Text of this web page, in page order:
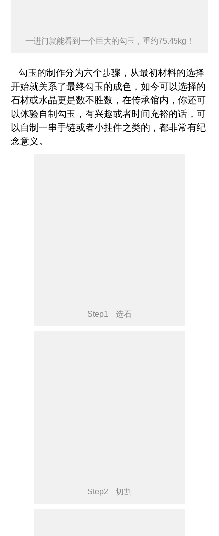
一进门就能看到一个巨大的勾玉，重约75.45kg！
勾玉的制作分为六个步骤，从最初材料的选择
开始就关系了最终勾玉的成色，如今可以选择的
石材或水晶更是数不胜数，在传承馆内，你还可
以体验自制勾玉，有兴趣或者时间充裕的话，可
以自制一串手链或者小挂件之类的，都非常有纪
念意义。
Step1 选石
Step2 切割